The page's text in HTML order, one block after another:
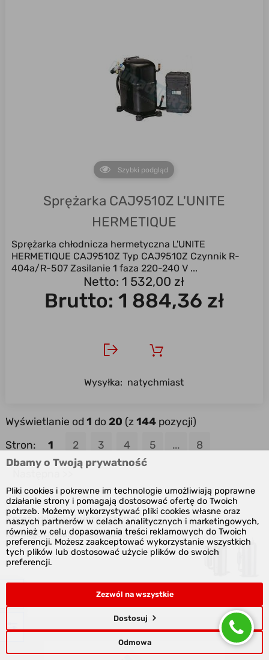
Szybki podgląd
Sprężarka CAJ9510Z L'UNITE
HERMETIQUE
Sprężarka chłodnicza hermetyczna L'UNITE
HERMETIQUE CAJ9510Z Typ CAJ9510Z Czynnik R-
404a/R-507 Zasilanie 1 faza 220-240 V ...
Netto: 1 532,00 zł
Brutto: 1 884,36 zł
Wysyłka: natychmiast
Wyświetlanie od 1 do 20 (z 144pozycji)
Stron:
1 2 3 4 5 ... 8
Sprężarki chłodniczeto serca
każdegoukładu chłodniczego.
Dobrze dobranasprężarka
gwarantuje wydajną pracę przy
elektrycznej. Jeśli poszukujesz
sprężarki chłodniczejw tym dziale
sprężarkę
odpowiadającą Twoim
Odmowa
Dostosuj
Zezwól na wszystkie
Dbamy o Twoją prywatność
Pliki cookies i pokrewne im technologie umożliwiają poprawne
działanie strony i pomagają dostosować ofertę do Twoich
potrzeb. Możemy wykorzystywać pliki cookies własne oraz
naszych partnerów w celach analitycznych i marketingowych,
również w celu dopasowania treści reklamowych do Twoich
preferencji. Możesz zaakceptować wykorzystanie wszystkich
tych plików lub dostosować użycie plików do swoich
preferencji.